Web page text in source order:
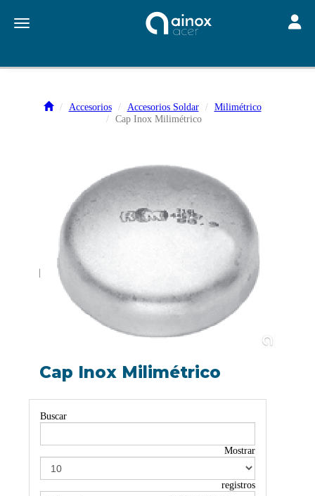
Toggle navigation
Accesorios Accesorios Soldar
Milimétrico
Cap Inox Milimétrico
Cap Inox Milimétrico
Buscar
Mostrar
registros